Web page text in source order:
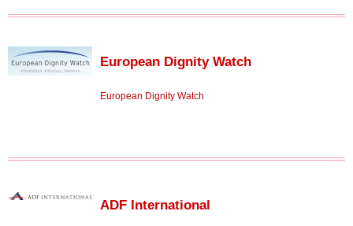
European Dignity Watch
European Dignity Watch
ADF International